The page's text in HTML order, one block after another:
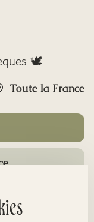
🕊️
Toute la France